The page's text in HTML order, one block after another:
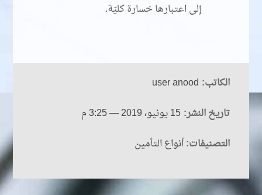
إلى اعتبارها خسارة كليّة.
الكاتب: user anood
تاريخ النشر: 15 يونيو، 2019
— 3:25 م
التصنيفات:أنواع التأمين